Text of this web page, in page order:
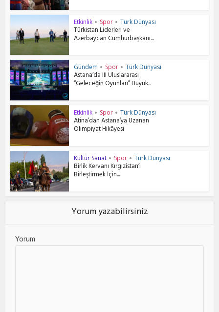
Etkinlik • Spor • Türk Dünyası
Türkistan Liderleri ve
Azerbaycan Cumhurbaşkanı...
Gündem • Spor • Türk Dünyası
Astana’da III Uluslararası
“Geleceğin Oyunları” Büyük...
Etkinlik • Spor • Türk Dünyası
Atina’dan Astana’ya Uzanan
Olimpiyat Hikâyesi
Kültür Sanat • Spor • Türk Dünyası
Birlik Kervanı Kırgızistan’ı
Birleştirmek İçin...
Yorum yazabilirsiniz
Yorum